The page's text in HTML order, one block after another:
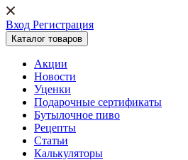
Вход Регистрация
Каталог товаров
Акции
Новости
Уценки
Подарочные сертификаты
Бутылочное пиво
Рецепты
Статьи
Калькуляторы